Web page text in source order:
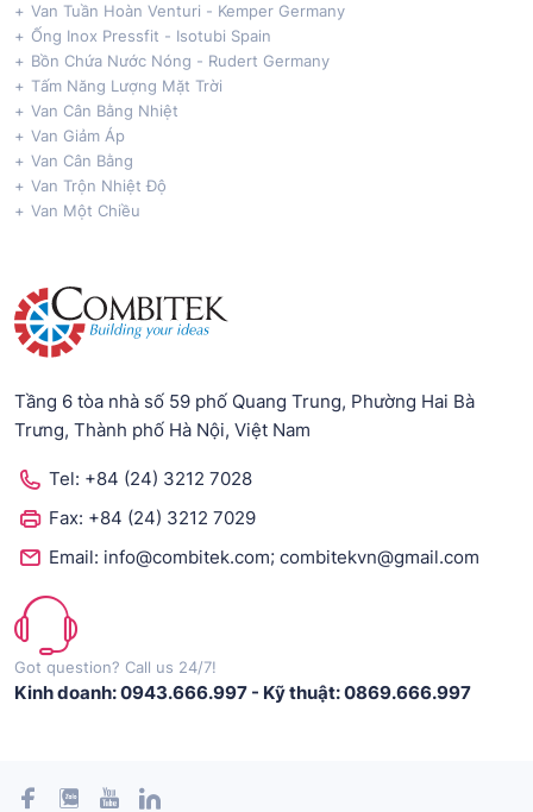
Van Tuần Hoàn Venturi - Kemper Germany
Ống Inox Pressfit - Isotubi Spain
Bồn Chứa Nước Nóng - Rudert Germany
Tấm Năng Lượng Mặt Trời
Van Cân Bằng Nhiệt
Van Giảm Áp
Van Cân Bằng
Van Trộn Nhiệt Độ
Van Một Chiều
Tầng 6 tòa nhà số 59 phố Quang Trung, Phường Hai Bà
Trưng, Thành phố Hà Nội, Việt Nam
Tel: +84 (24) 3212 7028
Fax: +84 (24) 3212 7029
Email: info@combitek.com; combitekvn@gmail.com
Got question? Call us 24/7!
Kinh doanh: 0943.666.997 - Kỹ thuật: 0869.666.997